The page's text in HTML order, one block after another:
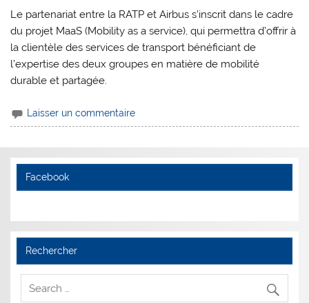
Le partenariat entre la RATP et Airbus s’inscrit dans le cadre
du projet MaaS (Mobility as a service), qui permettra d’offrir à
la clientèle des services de transport bénéficiant de
l’expertise des deux groupes en matière de mobilité
durable et partagée.
Laisser un commentaire
Facebook
Rechercher